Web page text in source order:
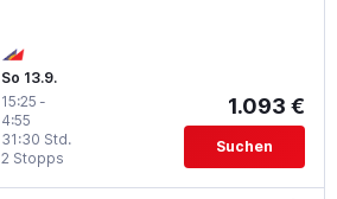
So 13.9.
15:25 -
4:55
2 Stopps
31:30 Std.
1.093 €
Suchen